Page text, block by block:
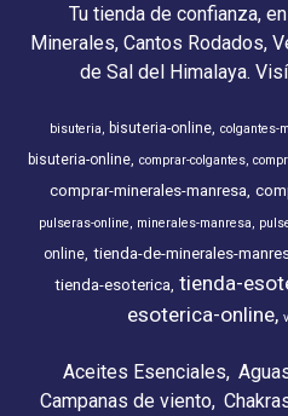
Tu tienda de confianza,
Minerales, Cantos Rodados,
de Sal del Himalaya.
bisuteria bisuteria-online colgantes-
bisuteria-online comprar-colgantes
comprar-minerales-manresa
pulseras-online
minerales-manresa
online tienda-de-minerales-
tienda-esoterica tienda-
esoterica-online
Aceites Esenciales
Campanas de viento